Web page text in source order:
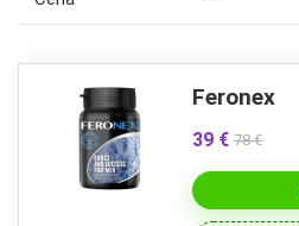
Feronex
39 € 78 €